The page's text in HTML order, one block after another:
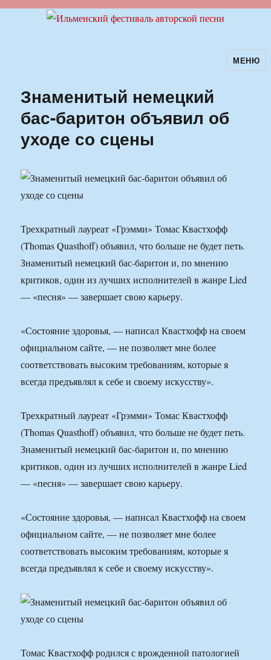
Ильменский фестиваль авторскойМЕНЮ
Знаменитый немецкий
бас-баритон объявил об
уходе со сцены
Трехкратный лауреат «Грэмми» Томас Квастхофф
(Thomas Quasthoff) объявил, что больше не будет петь.
Знаменитый немецкий бас-баритон и, по мнению
критиков, один из лучших исполнителей в жанре Lied
— «песня» — завершает свою карьеру.
«Состояние здоровья, — написал Квастхофф на своем
официальном сайте, — не позволяет мне более
соответствовать высоким требованиям, которые я
всегда предъявлял к себе и своему искусству».
Трехкратный лауреат «Грэмми» Томас Квастхофф
(Thomas Quasthoff) объявил, что больше не будет петь.
Знаменитый немецкий бас-баритон и, по мнению
критиков, один из лучших исполнителей в жанре Lied
— «песня» — завершает свою карьеру.
«Состояние здоровья, — написал Квастхофф на своем
официальном сайте, — не позволяет мне более
соответствовать высоким требованиям, которые я
всегда предъявлял к себе и своему искусству».
Томас Квастхофф родился с врожденной патологией